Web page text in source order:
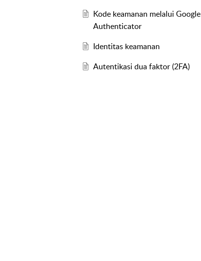
Kode keamanan melalui Google
Authenticator
Identitas keamanan
Autentikasi dua faktor (2FA)